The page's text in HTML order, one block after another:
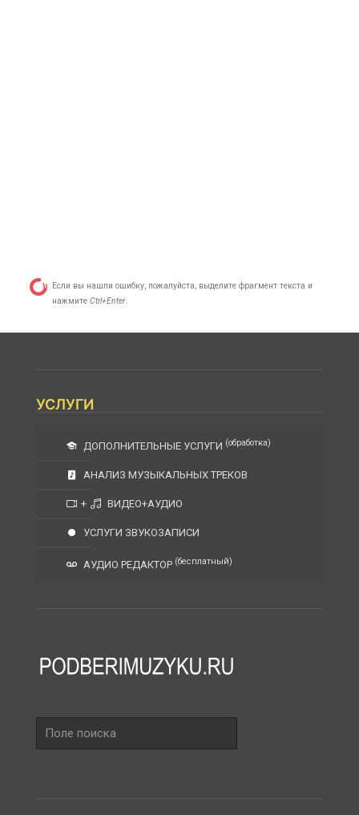
Если вы нашли ошибку, пожалуйста, выделите фрагмент текста и
нажмите Ctrl+Enter.
УСЛУГИ
ДОПОЛНИТЕЛЬНЫЕ УСЛУГИ (обработка)
АНАЛИЗ МУЗЫКАЛЬНЫХ ТРЕКОВ
+ ВИДЕО+АУДИО
УСЛУГИ ЗВУКОЗАПИСИ
АУДИО РЕДАКТОР (бесплатный)
поиска